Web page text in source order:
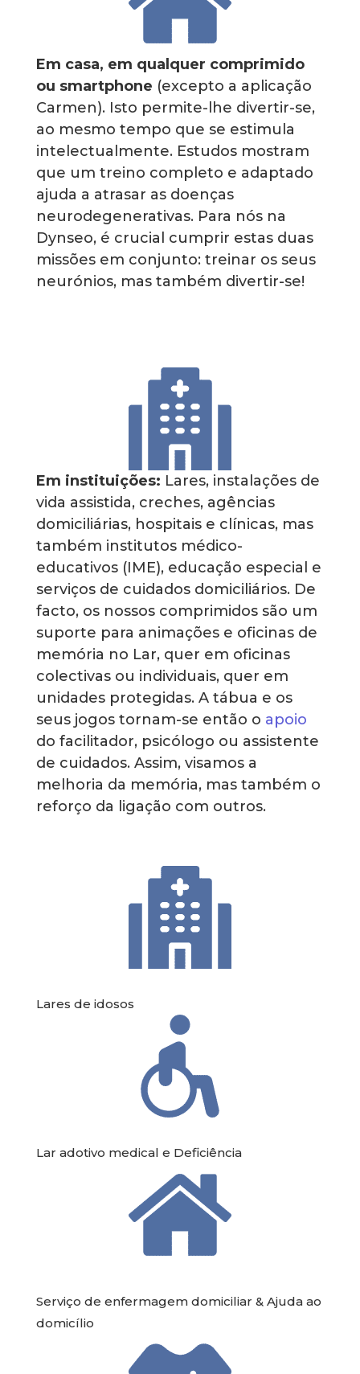
Em casa, em qualquer comprimido
ou smartphone (excepto a aplicação
Carmen). Isto permite-lhe divertir-se,
ao mesmo tempo que se estimula
intelectualmente. Estudos mostram
que um treino completo e adaptado
ajuda a atrasar as doenças
neurodegenerativas. Para nós na
Dynseo, é crucial cumprir estas duas
missões em conjunto: treinar os seus
neurónios, mas também divertir-se!
Em instituições: Lares, instalações de
vida assistida, creches, agências
domiciliárias, hospitais e clínicas, mas
também institutos médico-
educativos (IME), educação especial e
serviços de cuidados domiciliários. De
facto, os nossos comprimidos são um
suporte para animações e oficinas de
memória no Lar, quer em oficinas
colectivas ou individuais, quer em
unidades protegidas. A tábua e os
seus jogos tornam-se então o apoio
do facilitador, psicólogo ou assistente
de cuidados. Assim, visamos a
melhoria da memória, mas também o
reforço da ligação com outros.
Lares de idosos
Lar adotivo medical e Deficiência
Serviço de enfermagem domiciliar & Ajuda ao
domicílio